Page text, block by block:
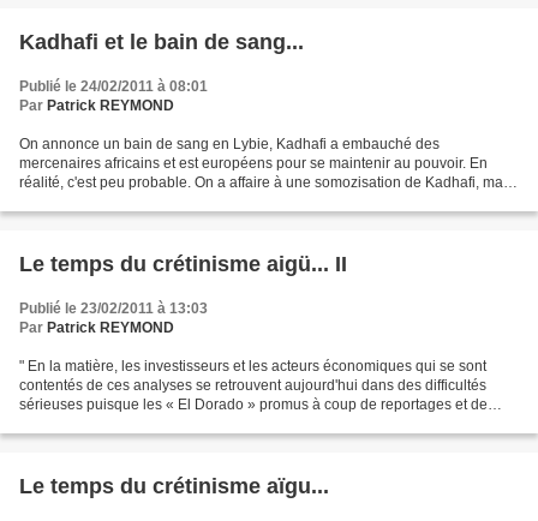
Kadhafi et le bain de sang...
Publié le 24/02/2011 à 08:01
Par Patrick REYMOND
On annonce un bain de sang en Lybie, Kadhafi a embauché des
mercenaires africains et est européens pour se maintenir au pouvoir. En
réalité, c'est peu probable. On a affaire à une somozisation de Kadhafi, mais
Le temps du crétinisme aigü... II
Publié le 23/02/2011 à 13:03
Par Patrick REYMOND
" En la matière, les investisseurs et les acteurs économiques qui se sont
contentés de ces analyses se retrouvent aujourd'hui dans des difficultés
sérieuses puisque les « El Dorado » promus à coup de reportages et de
Le temps du crétinisme aïgu...